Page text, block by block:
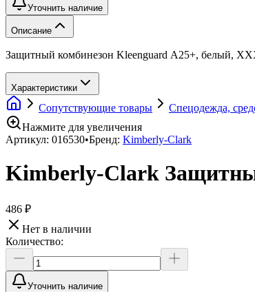
Уточнить наличие
Описание
Защитный комбинезон Kleenguard А25+, белый,
Характеристики
Сопутствующие товары Спецодежда,
Нажмите для увеличения
Артикул: 016530•Бренд: Kimberly-Clark
Kimberly-Clark
486 ₽
Нет в наличии
Количество:
Уточнить наличие